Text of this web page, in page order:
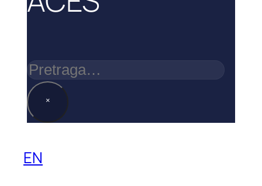
Pretraga
×
EN